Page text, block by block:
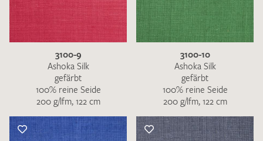
3100-9
Ashoka Silk
gefärbt
100% reine Seide
200 g/lfm, 122 cm
3100-10
Ashoka Silk
gefärbt
100% reine Seide
200 g/lfm, 122 cm